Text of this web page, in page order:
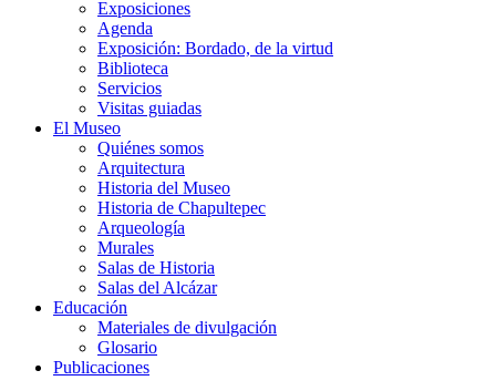
Exposiciones
Agenda
Exposición: Bordado, de la virtud
Biblioteca
Servicios
Visitas guiadas
El Museo
Quiénes somos
Arquitectura
Historia del Museo
Historia de Chapultepec
Arqueología
Murales
Salas de Historia
Salas del Alcázar
Educación
Materiales de divulgación
Glosario
Publicaciones